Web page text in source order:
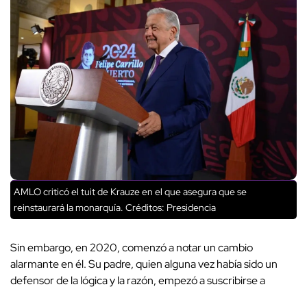
AMLO criticó el tuit de Krauze en el que asegura que se
reinstaurará la monarquía. Créditos: Presidencia
Sin embargo, en 2020, comenzó a notar un cambio
alarmante en él. Su padre, quien alguna vez había sido un
defensor de la lógica y la razón, empezó a suscribirse a